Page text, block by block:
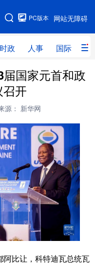
网站无障碍
PC版本
时政 人事 国际 财
时政 人事
网评
全球连线
量子 体育
健康 军事
图片 政务
金融 汽车
信息化 数字经济
银龄 溯源中国
能源 会展
国家元首和政
开
源： 新华网
比让，科特迪瓦总统瓦